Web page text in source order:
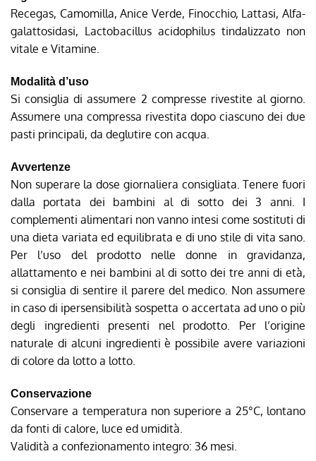
Recegas, Camomilla, Anice Verde, Finocchio, Lattasi, Alfa-
galattosidasi, Lactobacillus acidophilus tindalizzato non
vitale e Vitamine.
Modalità d’uso
Si consiglia di assumere 2 compresse rivestite al giorno.
Assumere una compressa rivestita dopo ciascuno dei due
pasti principali, da deglutire con acqua.
Avvertenze
Non superare la dose giornaliera consigliata. Tenere fuori
dalla portata dei bambini al di sotto dei 3 anni. I
complementi alimentari non vanno intesi come sostituti di
una dieta variata ed equilibrata e di uno stile di vita sano.
Per l’uso del prodotto nelle donne in gravidanza,
allattamento e nei bambini al di sotto dei tre anni di età,
si consiglia di sentire il parere del medico. Non assumere
in caso di ipersensibilità sospetta o accertata ad uno o più
degli ingredienti presenti nel prodotto. Per l’origine
naturale di alcuni ingredienti è possibile avere variazioni
di colore da lotto a lotto.
Conservazione
Conservare a temperatura non superiore a 25°C, lontano
da fonti di calore, luce ed umidità.
Validità a confezionamento integro: 36 mesi.